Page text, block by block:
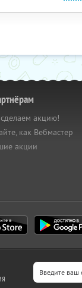
акцию!
как Вебмастер
акции